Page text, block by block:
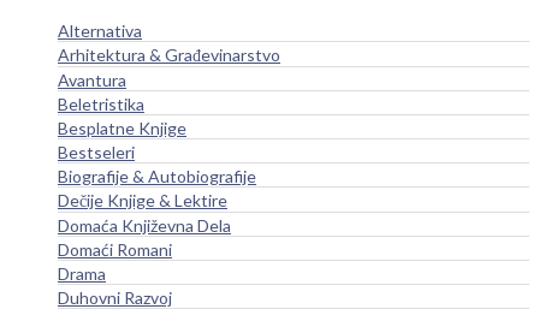
Alternativa
Arhitektura & Građevinarstvo
Avantura
Beletristika
Besplatne Knjige
Bestseleri
Biografije & Autobiografije
Dečije Knjige & Lektire
Domaća Književna Dela
Domaći Romani
Drama
Duhovni Razvoj